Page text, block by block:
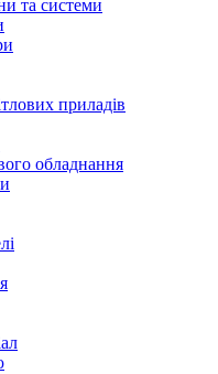
та системи
приладів
обладнання